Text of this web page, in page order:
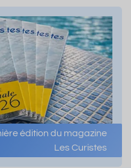
édition du magazine
Les Curistes